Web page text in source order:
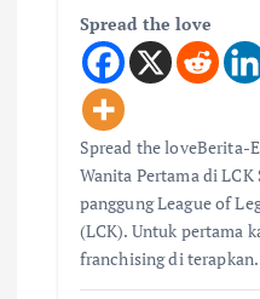
Spread the love
Spread the loveBerita-
Wanita Pertama di
panggung League of
(LCK). Untuk pertama
franchising di